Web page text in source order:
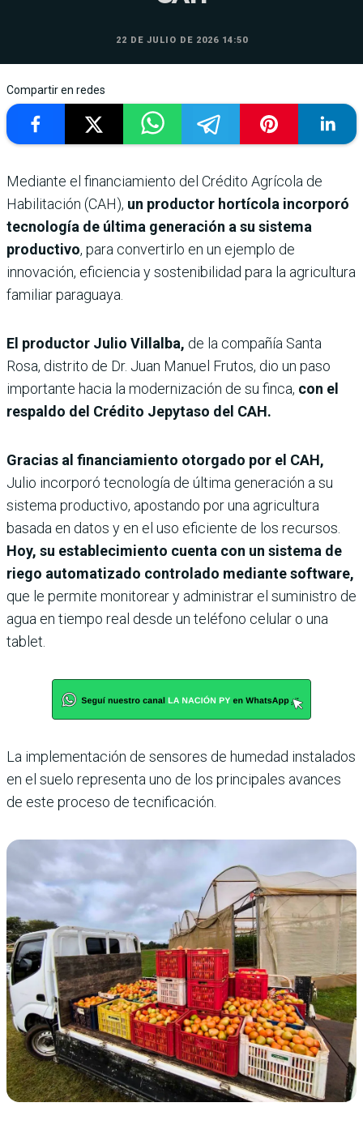
22 DE JULIO DE 2026 14:50
Compartir en redes
Mediante el financiamiento del Crédito Agrícola de
Habilitación (CAH), un productor hortícola incorporó
tecnología de última generación a su sistema
productivo, para convertirlo en un ejemplo de
innovación, eficiencia y sostenibilidad para la agricultura
familiar paraguaya.
El productor Julio Villalba, de la compañía Santa
Rosa, distrito de Dr. Juan Manuel Frutos, dio un paso
importante hacia la modernización de su finca, con el
respaldo del Crédito Jepytaso del CAH.
Gracias al financiamiento otorgado por el CAH,
Julio incorporó tecnología de última generación a su
sistema productivo, apostando por una agricultura
basada en datos y en el uso eficiente de los recursos.
Hoy, su establecimiento cuenta con un sistema de
riego automatizado controlado mediante software,
que le permite monitorear y administrar el suministro de
agua en tiempo real desde un teléfono celular o una
tablet.
La implementación de sensores de humedad instalados
en el suelo representa uno de los principales avances
de este proceso de tecnificación.